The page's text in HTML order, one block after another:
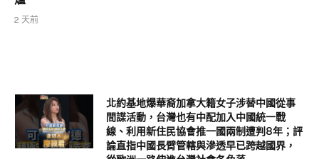
爐
2 天前
北約基地爆華裔加拿大籍女子涉替中國從事
間諜活動，台灣也有中配加入中國統一戰
線、利用新住民協會推一國兩制遭判8年；評
論直指中國長臂管轄與滲透早已跨越國界，